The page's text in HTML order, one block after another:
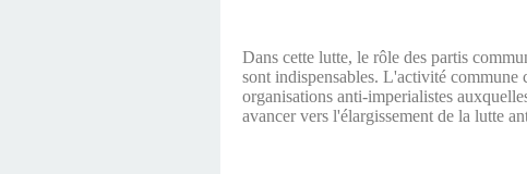
Dans cette lutte, le rôle des partis
sont indispensables. L'activité commune
organisations anti-imperialistes
avancer vers l'élargissement de la lutte